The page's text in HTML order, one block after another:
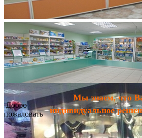
Добро
пожаловать
Мы знаем, что
индивидуальное